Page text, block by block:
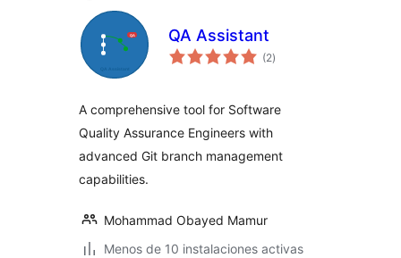
QA Assistant
(2total
de
)
A comprehensive tool for Software
Quality Assurance Engineers with
advanced Git branch management
capabilities.
Mohammad Obayed Mamur
Menos de 10 instalaciones activas